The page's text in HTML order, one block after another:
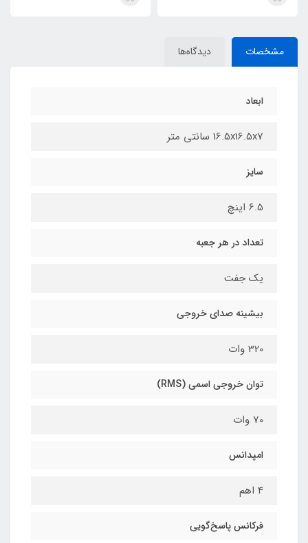
مشخصات دیدگاه‌ها
ابعاد
16.5x16.5x7 سانتی متر
سایز
6.5 اینچ
تعداد در هر جعبه
یک جفت
بیشینه صدای خروجی
320 وات
توان خروجی اسمی (RMS)
70 وات
امپدانس
4 اهم
فرکانس پاسخ‌گویی